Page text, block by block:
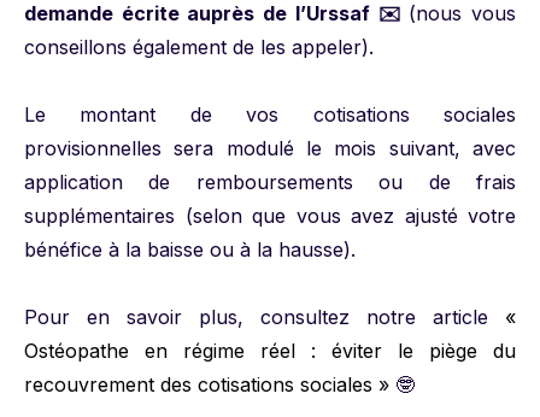
demande écrite auprès de l’Urssaf ✉️ (nous vous
conseillons également de les appeler).
Le montant de vos cotisations sociales
provisionnelles sera modulé le mois suivant, avec
application de remboursements ou de frais
supplémentaires (selon que vous avez ajusté votre
bénéfice à la baisse ou à la hausse).
Pour en savoir plus, consultez notre article «
Ostéopathe en régime réel : éviter le piège du
recouvrement des cotisations sociales » 🤓